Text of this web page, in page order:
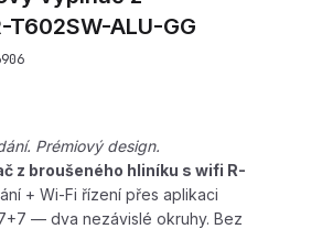
T602SW-ALU-GG
Prémiový design.
z broušeného hliníku s wifi R-
+ Wi-Fi řízení přes aplikaci
— dva nezávislé okruhy. Bez